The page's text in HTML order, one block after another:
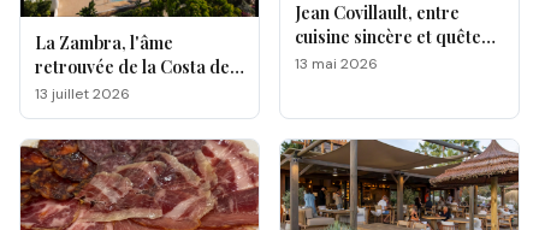
La Zambra, l'âme
retrouvée de la Costa del
Sol
13 juillet 2026
Jean Covillault, entre
cuisine sincère et quête
d’authenticité
13 mai 2026